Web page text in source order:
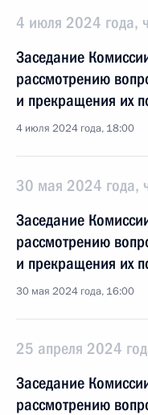
4 июля 2024 года,
Заседание
рассмотрению
и прекращения их
4 июля 2024 года, 18:00
30 мая 2024 года,
Заседание
рассмотрению
и прекращения их
30 мая 2024 года, 16:00
25 апреля 2024
Заседание
рассмотрению